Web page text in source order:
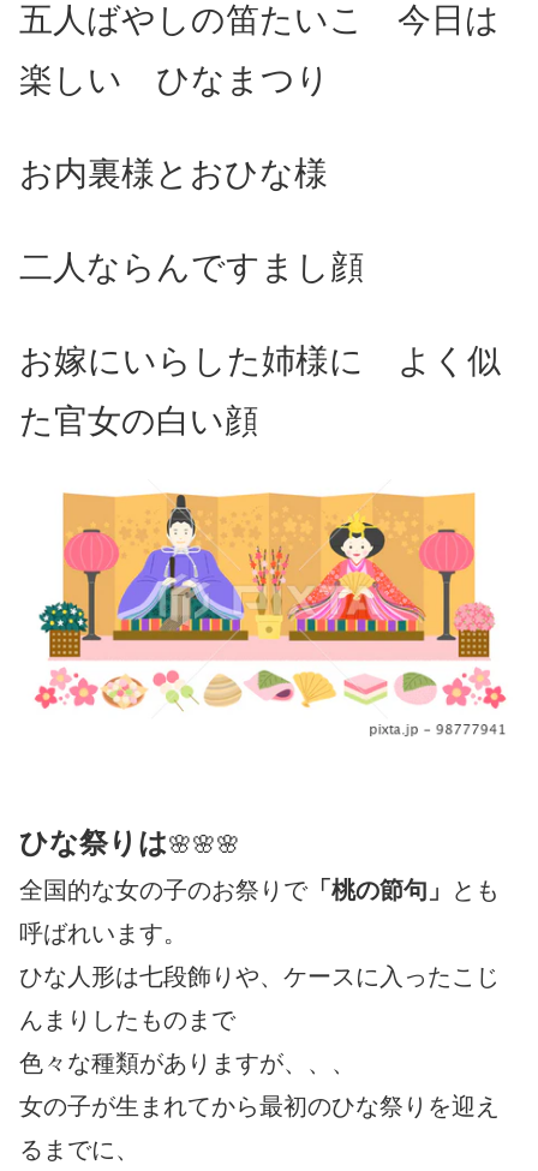
五人ばやしの笛たいこ 今日は
楽しい ひなまつり
お内裏様とおひな様
二人ならんですまし顔
お嫁にいらした姉様に よく似
た官女の白い顔
ひな祭りは🌸🌸🌸
全国的な女の子のお祭りで「桃の節句」
とも
呼ばれいます。
ひな人形は七段飾りや、ケースに入ったこじ
んまりしたものまで
色々な種類がありますが、、、
女の子が生まれてから最初のひな祭りを迎え
るまでに、